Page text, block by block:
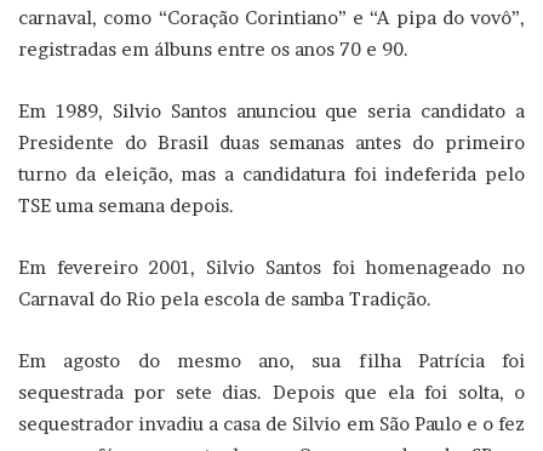
carnaval, como “Coração Corintiano” e “A pipa do vovô”,
registradas em álbuns entre os anos 70 e 90.
Em 1989, Silvio Santos anunciou que seria candidato a
Presidente do Brasil duas semanas antes do primeiro
turno da eleição, mas a candidatura foi indeferida pelo
TSE uma semana depois.
Em fevereiro 2001, Silvio Santos foi homenageado no
Carnaval do Rio pela escola de samba Tradição.
Em agosto do mesmo ano, sua filha Patrícia foi
sequestrada por sete dias. Depois que ela foi solta, o
sequestrador invadiu a casa de Silvio em São Paulo e o fez